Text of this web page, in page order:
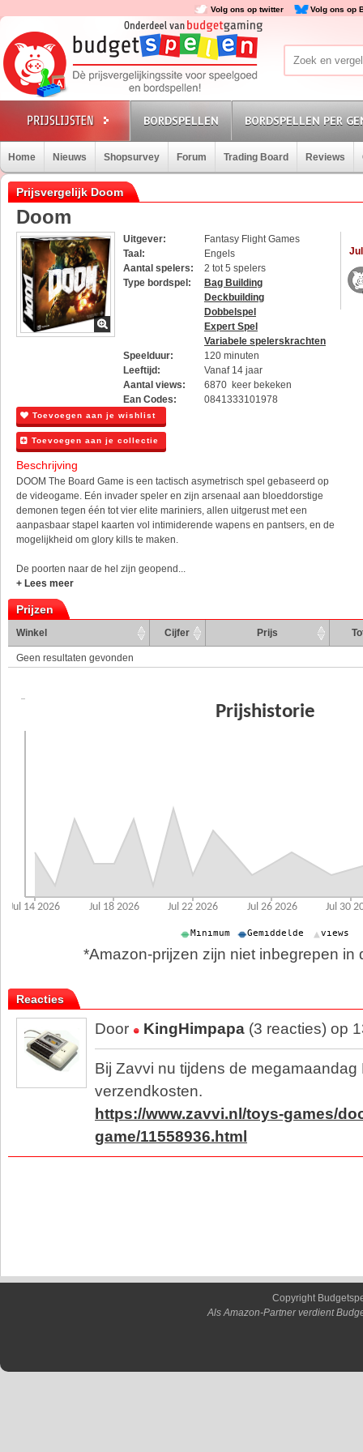
Volg ons op twitter Volg ons op
BORDSPELLEN BORDSPELLEN PER
Home Nieuws Shopsurvey Forum Trading Board Reviews
Prijsvergelijk Doom
Doom
Uitgever:
Fantasy Flight Games
Taal:
Engels
Aantal spelers:
2 tot 5 spelers
Type bordspel:
Bag Building
Deckbuilding
Dobbelspel
Expert Spel
Variabele spelerskrachten
Speelduur:
120 minuten
Leeftijd:
Vanaf 14 jaar
Aantal views:
6870 keer bekeken
Ean Codes:
0841333101978
Toevoegen aan je wishlist
Toevoegen aan je collectie
Beschrijving
DOOM The Board Game is een tactisch asymetrisch spel gebaseerd op
de videogame. Eén invader speler en zijn arsenaal aan bloeddorstige
demonen tegen één tot vier elite mariniers, allen uitgerust met een
aanpasbaar stapel kaarten vol intimiderende wapens en pantsers, en de
mogelijkheid om glory kills te maken.
De poorten naar de hel zijn geopend...
+ Lees meer
Prijzen
Winkel Cijfer Prijs
Geen resultaten gevonden
*Amazon-prijzen zijn niet inbegrepen in
Reacties
Door KingHimpapa (3 reacties) op
Bij Zavvi nu tijdens de megamaandag
verzendkosten.
https://www.zavvi.nl/toys-games/
game/11558936.html
Copyright
Als Amazon-Partner verdient